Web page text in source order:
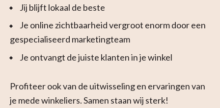
Jij blijft lokaal de beste
Je online zichtbaarheid vergroot enorm door een
gespecialiseerd marketingteam
Je ontvangt de juiste klanten in je winkel
Profiteer ook van de uitwisseling en ervaringen van
je mede winkeliers. Samen staan wij sterk!